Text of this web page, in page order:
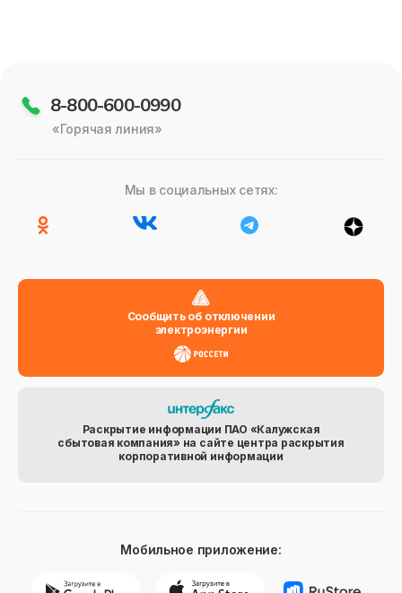
8-800-600-0990
«Горячая линия»
Мы в социальных сетях:
Сообщить об отключении
электроэнергии
Раскрытие информации ПАО «Калужская
сбытовая компания» на сайте центра раскрытия
корпоративной информации
Мобильное приложение: